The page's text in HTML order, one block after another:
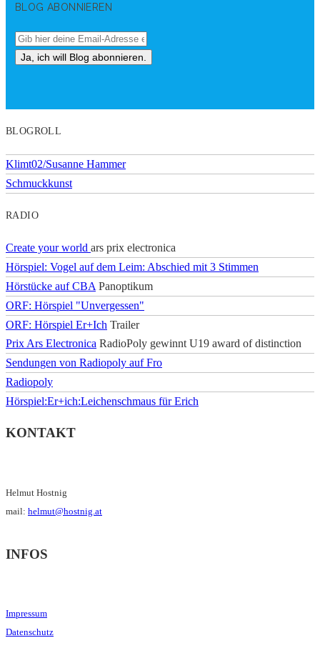
BLOG ABONNIEREN
BLOGROLL
Klimt02/Susanne Hammer
Schmuckkunst
RADIO
Create your world ars prix electronica
Hörspiel: Vogel auf dem Leim: Abschied mit 3 Stimmen
Hörstücke auf CBA Panoptikum
ORF: Hörspiel "Unvergessen"
ORF: Hörspiel Er+Ich Trailer
Prix Ars Electronica RadioPoly gewinnt U19 award of distinction
Sendungen von Radiopoly auf Fro
Radiopoly
Hörspiel:Er+ich:Leichenschmaus für Erich
KONTAKT
Helmut Hostnig
mail: helmut@hostnig.at
INFOS
Impressum
Datenschutz